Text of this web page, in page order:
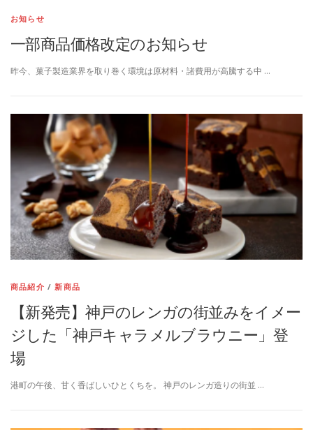
お知らせ
一部商品価格改定のお知らせ
昨今、菓子製造業界を取り巻く環境は原材料・諸費用が高騰する中 …
商品紹介 /新商品
【新発売】神戸のレンガの街並みをイメー
ジした「神戸キャラメルブラウニー」登
場
港町の午後、甘く香ばしいひとくちを。 神戸のレンガ造りの街並 …